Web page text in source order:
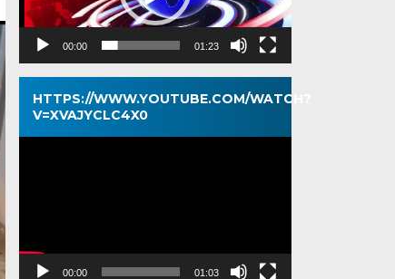
00:00 01:23
HTTPS://WWW.YOUTUBE.COM/WATCH?
V=XVAJYCLC4X0
Pemutar
00:00 01:03